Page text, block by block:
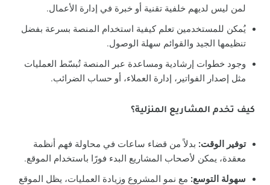
لمن ليس لديهم خلفية تقنية أو خبرة في إدارة الأعمال.
يُمكن للمستخدمين تعلم كيفية استخدام المنصة بسرعة بفضل
تنظيمها الجيد والقوائم سهلة الوصول.
وجود خطوات إرشادية ومساعدة عبر المنصة تُبسّط العمليات
مثل إصدار الفواتير، إدارة العملاء، أو حساب الضرائب.
كيف تخدم المشاريع المنزلية؟
توفير الوقت: بدلاً من قضاء ساعات في محاولة فهم أنظمة
معقدة، يمكن لأصحاب المشاريع البدء فورًا باستخدام الموقع.
سهولة التوسع: مع نمو المشروع وزيادة العمليات، يظل الموقع